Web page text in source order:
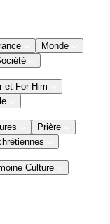
Monde
et For Him
Prière
Culture